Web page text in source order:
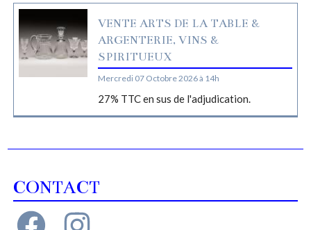
VENTE ARTS DE LA TABLE &
ARGENTERIE, VINS &
SPIRITUEUX
Mercredi 07 Octobre 2026 à 14h
27% TTC en sus de l'adjudication.
CONTACT